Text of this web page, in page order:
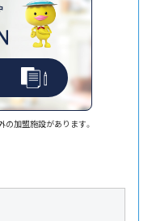
の加盟施設があります。